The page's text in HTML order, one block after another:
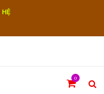
HỆ
0